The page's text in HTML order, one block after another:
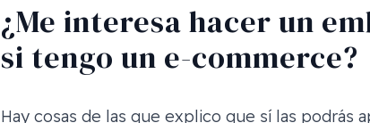
¿Me interesa hacer un
si tengo un e-commerce?
Hay cosas de las que explico que sí las podrás